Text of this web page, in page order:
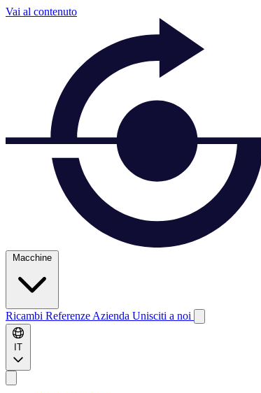
Vai al contenuto
Macchine
Ricambi Referenze Azienda Unisciti a noi
IT